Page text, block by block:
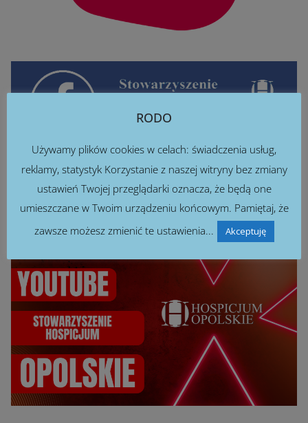
RODO
Używamy plików cookies w celach: świadczenia usług,
reklamy, statystyk Korzystanie z naszej witryny bez zmiany
ustawień Twojej przeglądarki oznacza, że będą one
umieszczane w Twoim urządzeniu końcowym. Pamiętaj, że
zawsze możesz zmienić te ustawienia...
Akceptuję